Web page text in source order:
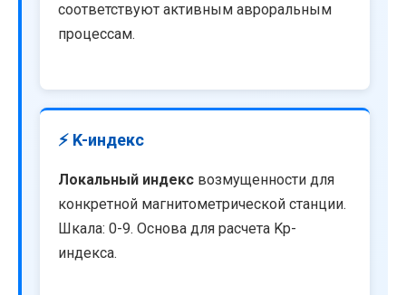
соответствуют активным авроральным
процессам.
⚡ K-индекс
Локальный индекс возмущенности для
конкретной магнитометрической станции.
Шкала: 0-9. Основа для расчета Kp-
индекса.